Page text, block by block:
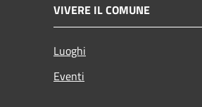
VIVERE IL COMUNE
Luoghi
Eventi